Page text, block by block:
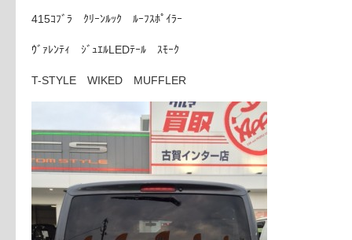
415ｺﾌﾞﾗ ｸﾘｰﾝﾙｯｸ ﾙｰﾌｽﾎﾟｲﾗｰ
ｳﾞｧﾚﾝﾃｨ ｼﾞｭｴﾙLEDﾃｰﾙ ｽﾓｰｸ
T-STYLE WIKED MUFFLER